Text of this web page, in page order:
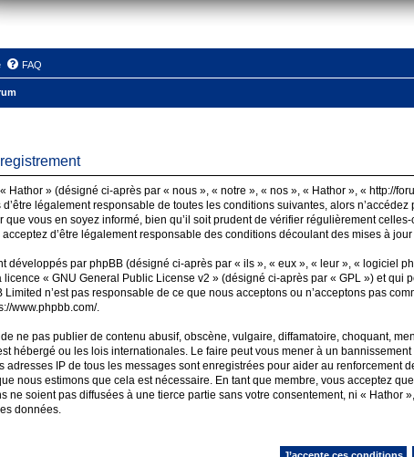
FAQ
Hathor » (désigné ci-après par « nous », « notre », « nos », « Hathor », « http://
d’être légalement responsable de toutes les conditions suivantes, alors
que vous en soyez informé, bien qu’il soit prudent de vérifier régulièrement
d’être légalement responsable des conditions découlant des mises à jour
développés par phpBB (désigné ci-après par « ils », « eux », « leur », « logiciel
licence « GNU General Public License v2 » (désigné ci-après par « GPL ») et qui
Limited n’est pas responsable de ce que nous acceptons ou n’acceptons pas
www.phpbb.com/.
ne pas publier de contenu abusif, obscène, vulgaire, diffamatoire, choquant,
hébergé ou les lois internationales. Le faire peut vous mener à un
adresses IP de tous les messages sont enregistrées pour aider au renforcement
nous estimons que cela est nécessaire. En tant que membre, vous acceptez
ne soient pas diffusées à une tierce partie sans votre consentement, ni «
données.